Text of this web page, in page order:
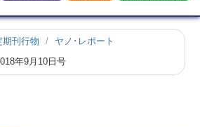
期刊行物
ヤノ･レポート
年9月10日号